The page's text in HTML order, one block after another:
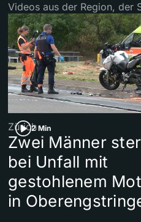
Videos aus der Region, der
2 Min
Zürich
Zwei Männer
bei Unfall mit
gestohlenem
in